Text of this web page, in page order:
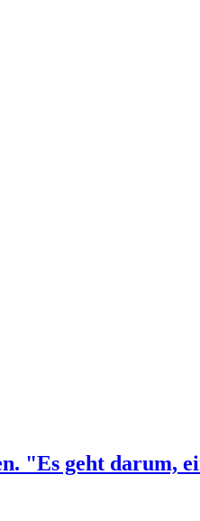
"Es geht darum,